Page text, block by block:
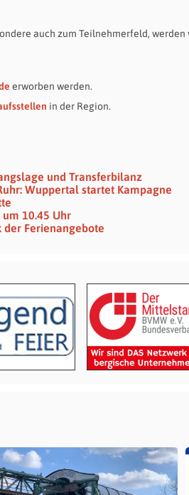
auch zum Teilnehmerfeld,
erworben werden.
in der Region.
und Transferbilanz
Wuppertal startet Kampagne
um 10.45 Uhr
Ferienangebote